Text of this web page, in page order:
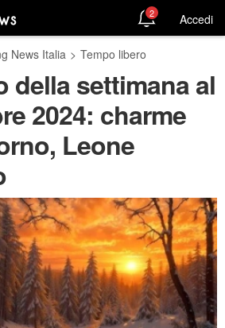
2 Accedi
News Italia > Tempo libero
della settimana al
2024: charme
Leone